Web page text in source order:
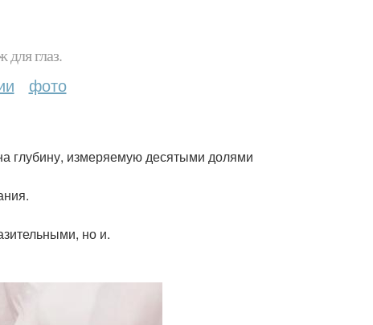
глаз.
фото
глубину, измеряемую десятыми долями
но и.